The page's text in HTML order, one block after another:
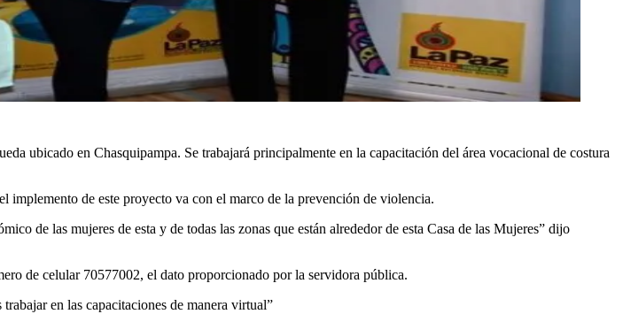
ubicado en Chasquipampa. Se trabajará principalmente en la capacitación del área vocacional de costura
de este proyecto va con el marco de la prevención de violencia.
de las mujeres de esta y de todas las zonas que están alrededor de esta Casa de las Mujeres” dijo
de celular 70577002, el dato proporcionado por la servidora pública.
en las capacitaciones de manera virtual”